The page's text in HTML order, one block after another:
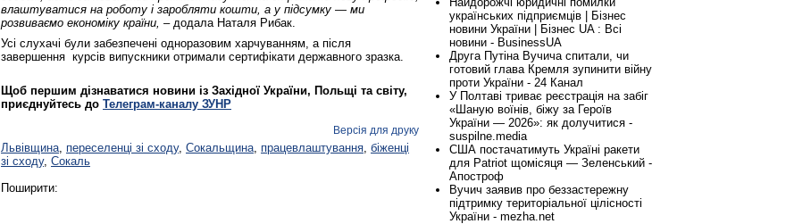
влаштуватися на роботу і заробляти кошти, а у підсумку — ми
розвиваємо економіку країни, – додала Наталя Рибак.
Усі слухачі були забезпечені одноразовим харчуванням, а після
завершення курсів випускники отримали сертифікати державного зразка.
Щоб першим дізнаватися новини із Західної України, Польщі та світу,
приєднуйтесь до Телеграм-каналу ЗУНР
Версія для друку
Львівщина, переселенці зі сходу, Сокальщина, працевлаштування, біженці
зі сходу, Сокаль
Поширити:
українських підприємців | Бізнес
новини України | Бізнес UA : Всі
новини - BusinessUA
Друга Путіна Вучича спитали, чи
готовий глава Кремля зупинити війну
проти України - 24 Канал
У Полтаві триває реєстрація на забіг
«Шаную воїнів, біжу за Героїв
України — 2026»: як долучитися -
suspilne.media
США постачатимуть Україні ракети
для Patriot щомісяця — Зеленський -
Апостроф
Вучич заявив про беззастережну
підтримку територіальної цілісності
України - mezha.net